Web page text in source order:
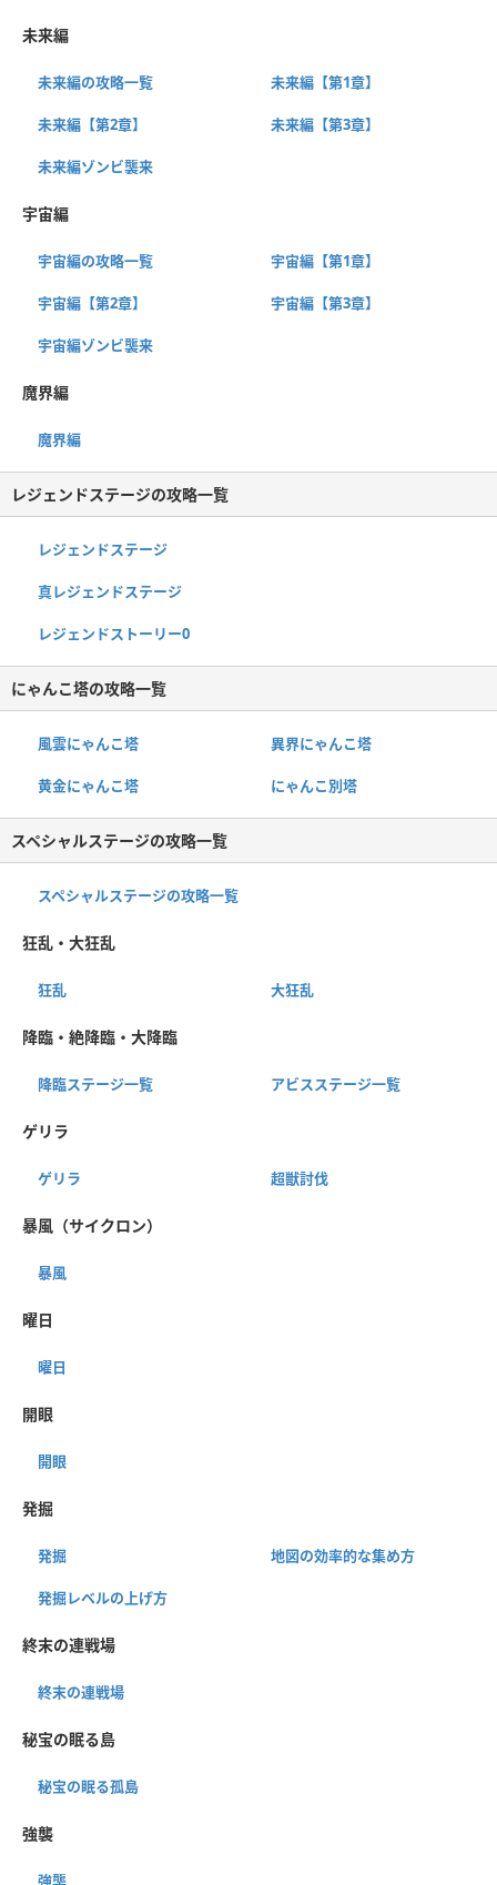
未来編
未来編の攻略一覧 未来編【第1章】
未来編【第2章】 未来編【第3章】
未来編ゾンビ襲来
宇宙編
宇宙編の攻略一覧 宇宙編【第1章】
宇宙編【第2章】 宇宙編【第3章】
宇宙編ゾンビ襲来
魔界編
魔界編
レジェンドステージの攻略一覧
レジェンドステージ
真レジェンドステージ
レジェンドストーリー0
にゃんこ塔の攻略一覧
風雲にゃんこ塔 異界にゃんこ塔
黄金にゃんこ塔 にゃんこ別塔
スペシャルステージの攻略一覧
スペシャルステージの攻略一覧
狂乱・大狂乱
狂乱 大狂乱
降臨・絶降臨・大降臨
降臨ステージ一覧 アビスステージ一覧
ゲリラ
ゲリラ 超獣討伐
暴風（サイクロン）
暴風
曜日
曜日
開眼
開眼
発掘
発掘 地図の効率的な集め方
発掘レベルの上げ方
終末の連戦場
終末の連戦場
秘宝の眠る島
秘宝の眠る孤島
強襲
強襲